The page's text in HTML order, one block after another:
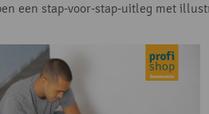
een stap-voor-stap-uitleg met